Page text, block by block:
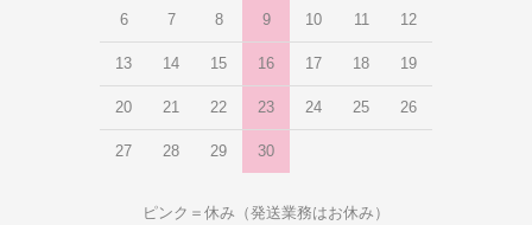
6 7 8 9 10 11 12
13 14 15 16 17 18 19
20 21 22 23 24 25 26
27 28 29 30
ピンク＝休み（発送業務はお休み）